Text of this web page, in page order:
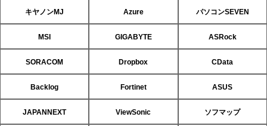
キヤノンMJ Azure パソコンSEVEN
MSI GIGABYTE ASRock
SORACOM Dropbox CData
Backlog Fortinet ASUS
JAPANNEXT ViewSonic ソフマップ